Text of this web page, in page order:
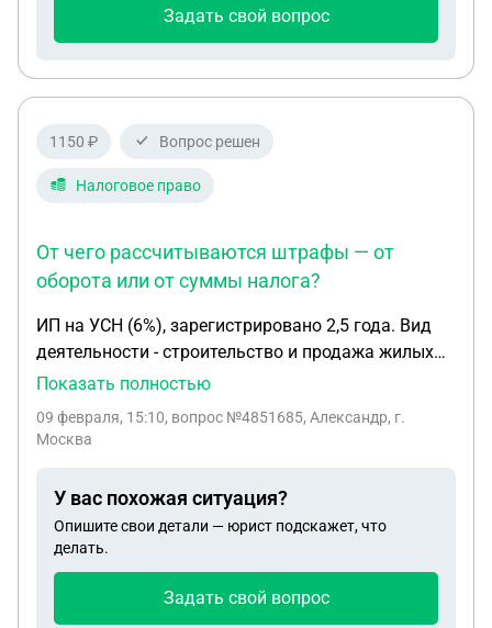
Задать свой вопрос
1150 ₽ Вопрос решен
Налоговое право
От чего рассчитываются штрафы — от
оборота или от суммы налога?
ИП на УСН (6%), зарегистрировано 2,5 года. Вид
деятельности - строительство и продажа жилых
домов. В 2024 году продан 1 дом, доход отражён
оборот около 16 млн руб. Денежные средства
расчётный счёт ИП средства не поступали. Доход
фактически получен от предпринимательской
деятельности. Налоги по УСН за 2025 год ещё не
уплачены, декларация не подана. Позиция: хотим
добровольно корректно отразить весь доход в
Показать полностью
09 февраля, 15:10, вопрос №4851685, Александр, г.
Москва
У вас похожая ситуация?
Опишите свои детали — юрист подскажет, что
делать.
Задать свой вопрос